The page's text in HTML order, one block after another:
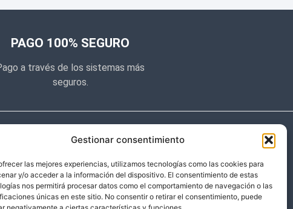
Gestionar consentimiento
las mejores experiencias, utilizamos tecnologías como las cookies para
y/o acceder a la información del dispositivo. El consentimiento de estas
nos permitirá procesar datos como el comportamiento de navegación o las
únicas en este sitio. No consentir o retirar el consentimiento, puede
PAGO 100% SEGURO
a través de los sistemas más
seguros.
de noticias
y prometemos no dar mucho el
sólo cosas importantes.